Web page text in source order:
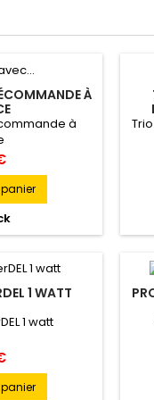
À
à
1 WATT
1 watt